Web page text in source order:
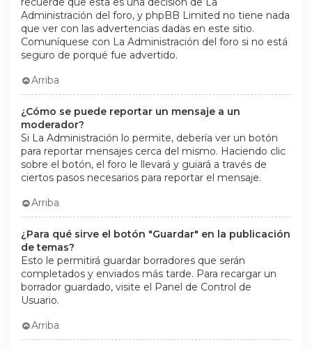
Administración del foro, y phpBB Limited no tiene nada
que ver con las advertencias dadas en este sitio.
Comuníquese con La Administración del foro si no está
seguro de porqué fue advertido.
Arriba
¿Cómo se puede reportar un mensaje a un
moderador?
Si La Administración lo permite, debería ver un botón
para reportar mensajes cerca del mismo. Haciendo clic
sobre el botón, el foro le llevará y guiará a través de
ciertos pasos necesarios para reportar el mensaje.
Arriba
¿Para qué sirve el botón "Guardar" en la publicación
de temas?
Esto le permitirá guardar borradores que serán
completados y enviados más tarde. Para recargar un
borrador guardado, visite el Panel de Control de
Usuario.
Arriba